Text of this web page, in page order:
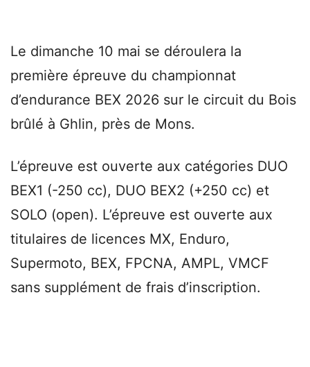
Le dimanche 10 mai se déroulera la
première épreuve du championnat
d’endurance BEX 2026 sur le circuit du Bois
brûlé à Ghlin, près de Mons.
L’épreuve est ouverte aux catégories DUO
BEX1 (-250 cc), DUO BEX2 (+250 cc) et
SOLO (open). L’épreuve est ouverte aux
titulaires de licences MX, Enduro,
Supermoto, BEX, FPCNA, AMPL, VMCF
sans supplément de frais d’inscription.